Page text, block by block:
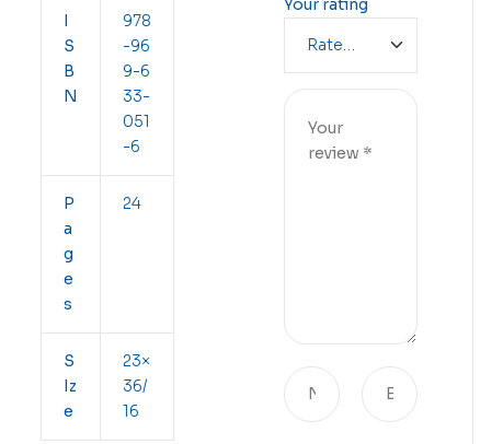
S
B
N
978
-96
9-6
33-
051
-6
P
a
g
e
s
24
S
Iz
e
23×
36/
16
Your rating